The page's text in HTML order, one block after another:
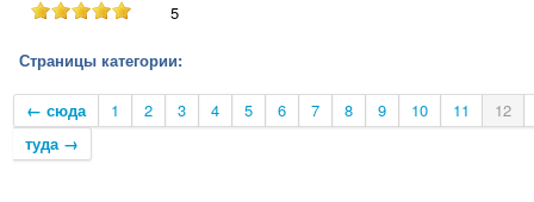
5
Страницы категории:
← сюда 1 2 3 4 5 6 7 8 9 10 11
12
туда →